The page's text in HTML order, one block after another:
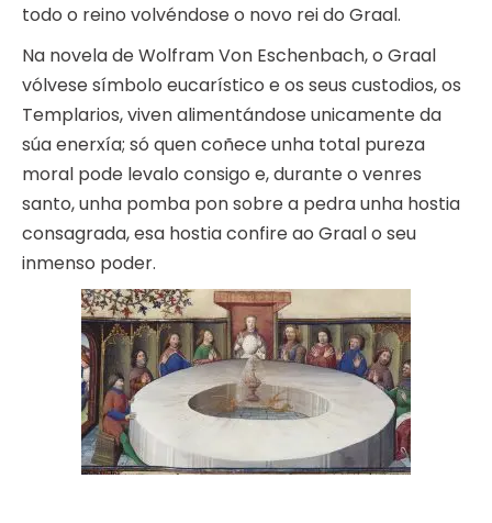
todo o reino volvéndose o novo rei do Graal.
Na novela de Wolfram Von Eschenbach, o Graal
vólvese símbolo eucarístico e os seus custodios, os
Templarios, viven alimentándose unicamente da
súa enerxía; só quen coñece unha total pureza
moral pode levalo consigo e, durante o venres
santo, unha pomba pon sobre a pedra unha hostia
consagrada, esa hostia confire ao Graal o seu
inmenso poder.